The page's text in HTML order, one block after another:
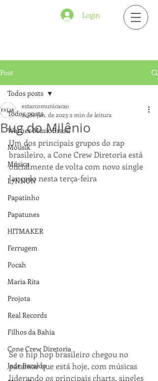
Login
Post
Todos posts
Warner Music Brasil
Mousik
Música
L7NNON
Papatinho
Papatunes
HITMAKER
Ferrugem
Pocah
Maria Rita
Projota
Real Records
Filhos da Bahia
Cone Crew Diretoria
Jade Baraldo
Todos posts
Bug do Milênio
estarcomunicacao
24 de jan. de 2023 2 min de leitura
Um dos principais grupos do rap
brasileiro, a Cone Crew Diretoria está
oficialmente de volta com novo single
lançado nesta terça-feira
Se o hip hop brasileiro chegou no
patamar que está hoje, com músicas
liderando os principais charts, singles